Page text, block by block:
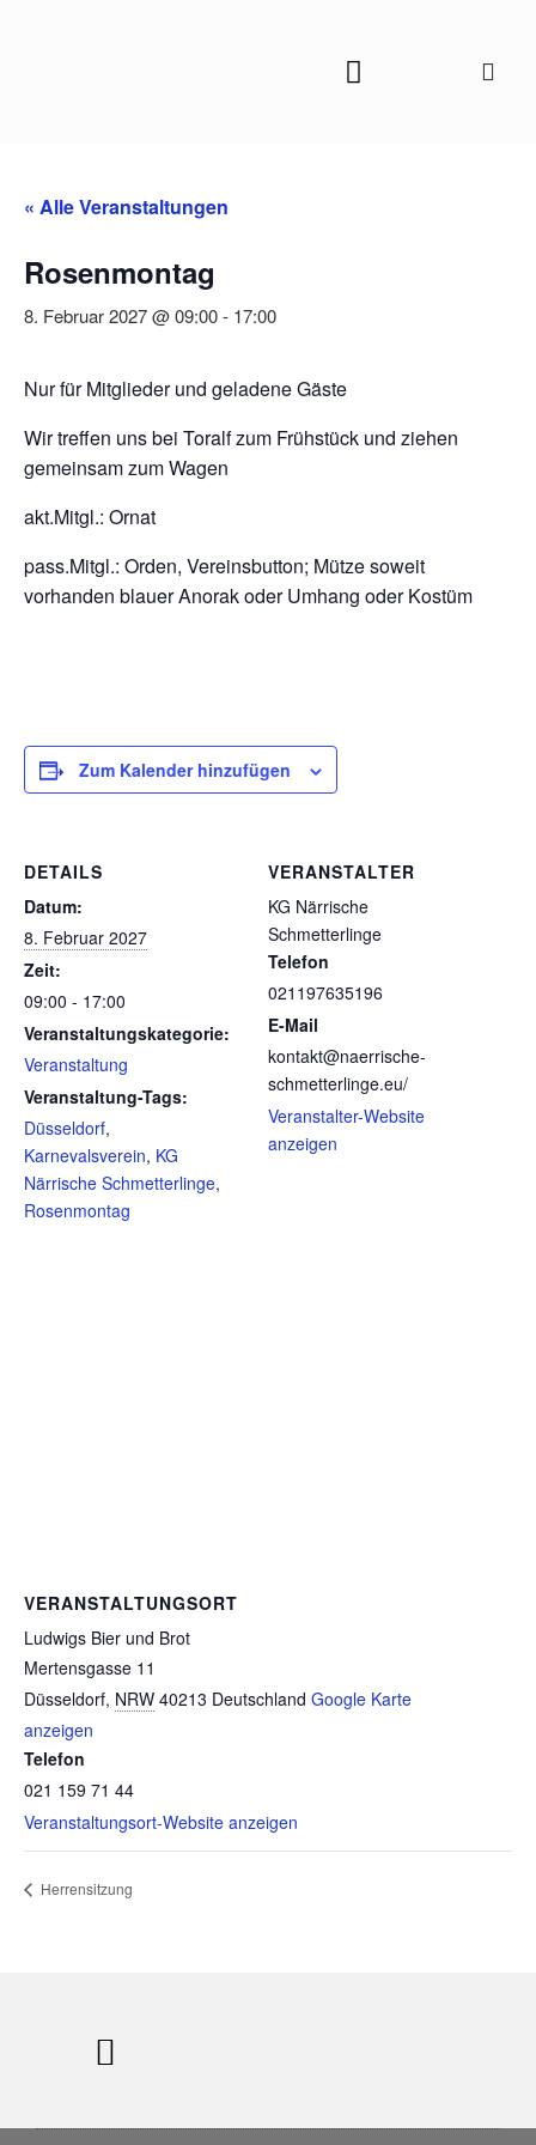
« Alle Veranstaltungen
Rosenmontag
8. Februar 2027 @ 09:00- 17:00
Nur für Mitglieder und geladene Gäste
Wir treffen uns bei Toralf zum Frühstück und ziehen
gemeinsam zum Wagen
akt.Mitgl.: Ornat
pass.Mitgl.: Orden, Vereinsbutton; Mütze soweit
vorhanden blauer Anorak oder Umhang oder Kostüm
Zum Kalender hinzufügen
DETAILS
Datum:
8. Februar 2027
Zeit:
09:00 - 17:00
Veranstaltungskategorie:
Veranstaltung
Veranstaltung-Tags:
Düsseldorf,
Karnevalsverein, KG
Närrische Schmetterlinge,
Rosenmontag
VERANSTALTER
KG Närrische
Schmetterlinge
Telefon
021197635196
E-Mail
kontakt@naerrische-
schmetterlinge.eu/
Veranstalter-Website
anzeigen
VERANSTALTUNGSORT
Ludwigs Bier und Brot
Mertensgasse 11
Düsseldorf, NRW 40213 Deutschland Google Karte
anzeigen
Telefon
021 159 71 44
Veranstaltungsort-Website anzeigen
Herrensitzung